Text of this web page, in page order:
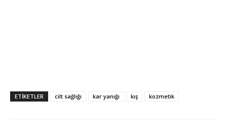
ETIKETLER cilt sağlığı kar yanığı kış kozmetik